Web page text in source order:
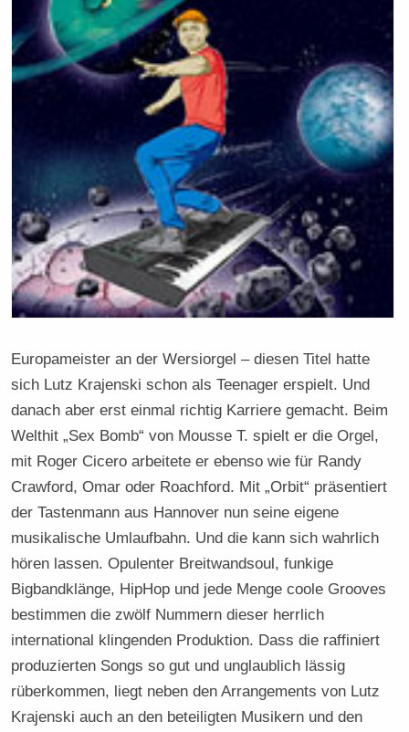
Europameister an der Wersiorgel – diesen Titel hatte
sich Lutz Krajenski schon als Teenager erspielt. Und
danach aber erst einmal richtig Karriere gemacht. Beim
Welthit „Sex Bomb“ von Mousse T. spielt er die Orgel,
mit Roger Cicero arbeitete er ebenso wie für Randy
Crawford, Omar oder Roachford. Mit „Orbit“ präsentiert
der Tastenmann aus Hannover nun seine eigene
musikalische Umlaufbahn. Und die kann sich wahrlich
hören lassen. Opulenter Breitwandsoul, funkige
Bigbandklänge, HipHop und jede Menge coole Grooves
bestimmen die zwölf Nummern dieser herrlich
international klingenden Produktion. Dass die raffiniert
produzierten Songs so gut und unglaublich lässig
rüberkommen, liegt neben den Arrangements von Lutz
Krajenski auch an den beteiligten Musikern und den